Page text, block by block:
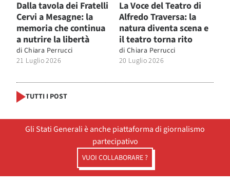
Dalla tavola dei Fratelli
Cervi a Mesagne: la
memoria che continua
a nutrire la libertà
di Chiara Perrucci
21 Luglio 2026
La Voce del Teatro di
Alfredo Traversa: la
natura diventa scena e
il teatro torna rito
di Chiara Perrucci
20 Luglio 2026
TUTTI I POST
Gli Stati Generali è anche piattaforma di giornalismo
partecipativo
VUOI COLLABORARE ?